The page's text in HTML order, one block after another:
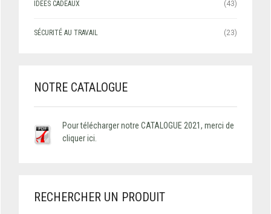
IDÉES CADEAUX (43)
SÉCURITÉ AU TRAVAIL (23)
NOTRE CATALOGUE
Pour télécharger notre CATALOGUE 2021, merci de
cliquer ici.
RECHERCHER UN PRODUIT